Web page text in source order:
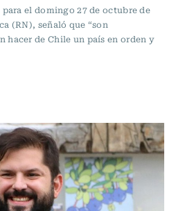
el domingo 27 de octubre de
(RN), señaló que “son
hacer de Chile un país en orden y